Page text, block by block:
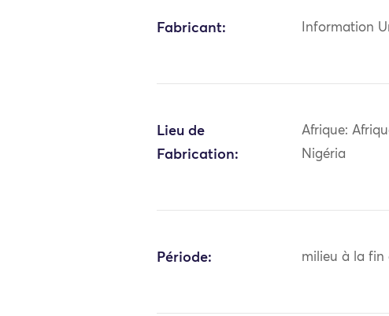
Fabricant: Information
Lieu de
Fabrication:
Afrique:
Nigéria
Période: milieu à la fin